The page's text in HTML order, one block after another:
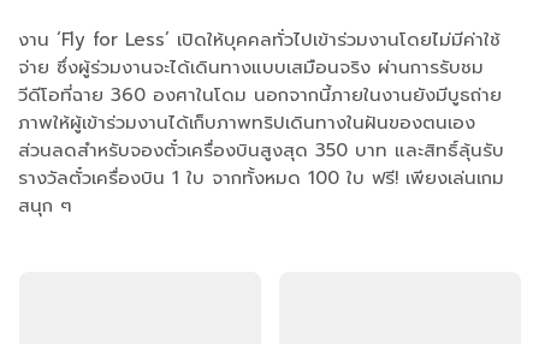
งาน ‘Fly for Less’ เปิดให้บุคคลทั่วไปเข้าร่วมงานโดยไม่มีค่าใช้
จ่าย ซึ่งผู้ร่วมงานจะได้เดินทางแบบเสมือนจริง ผ่านการรับชม
วีดีโอที่ฉาย 360 องศาในโดม นอกจากนี้ภายในงานยังมีบูธถ่าย
ภาพให้ผู้เข้าร่วมงานได้เก็บภาพทริปเดินทางในฝันของตนเอง
ส่วนลดสำหรับจองตั๋วเครื่องบินสูงสุด 350 บาท และสิทธิ์ลุ้นรับ
รางวัลตั๋วเครื่องบิน 1 ใบ จากทั้งหมด 100 ใบ ฟรี! เพียงเล่นเกม
สนุก ๆ